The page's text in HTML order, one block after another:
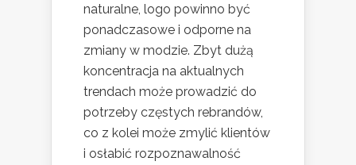
naturalne, logo powinno być
ponadczasowe i odporne na
zmiany w modzie. Zbyt dużą
koncentracja na aktualnych
trendach może prowadzić do
potrzeby częstych rebrandów,
co z kolei może zmylić klientów
i osłabić rozpoznawalność